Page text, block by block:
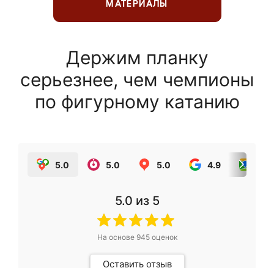
МАТЕРИАЛЫ
Держим планку
серьезнее, чем чемпионы
по фигурному катанию
5.0 5.0 5.0 4.9
5.0 из 5
На основе 945оценок
Оставить отзыв